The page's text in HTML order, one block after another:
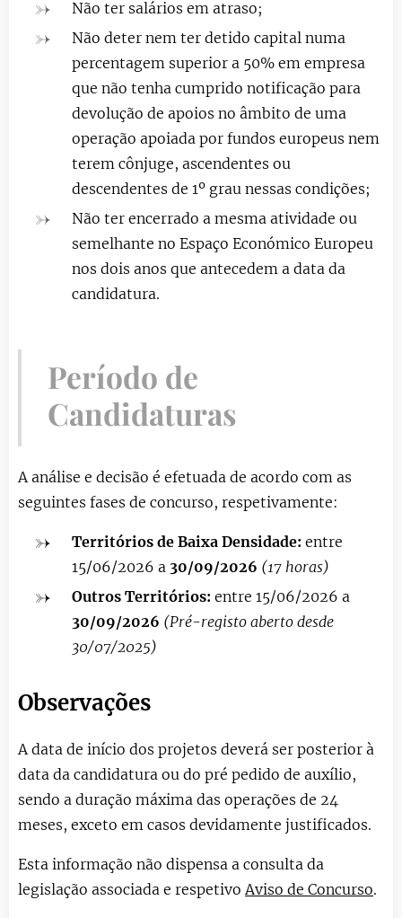
Não ter salários em atraso;
Não deter nem ter detido capital numa
percentagem superior a 50% em empresa
que não tenha cumprido notificação para
devolução de apoios no âmbito de uma
operação apoiada por fundos europeus nem
terem cônjuge, ascendentes ou
descendentes de 1º grau nessas condições;
Não ter encerrado a mesma atividade ou
semelhante no Espaço Económico Europeu
nos dois anos que antecedem a data da
candidatura.
Período de
Candidaturas
A análise e decisão é efetuada de acordo com as
seguintes fases de concurso, respetivamente:
Territórios de Baixa Densidade: entre
15/06/2026 a 30/09/2026 (17 horas)
Outros Territórios: entre 15/06/2026 a
30/09/2026 (Pré-registo aberto desde
30/07/2025)
Observações
A data de início dos projetos deverá ser posterior à
data da candidatura ou do pré pedido de auxílio,
sendo a duração máxima das operações de 24
meses, exceto em casos devidamente justificados.
Esta informação não dispensa a consulta da
legislação associada e respetivo Aviso de Concurso.